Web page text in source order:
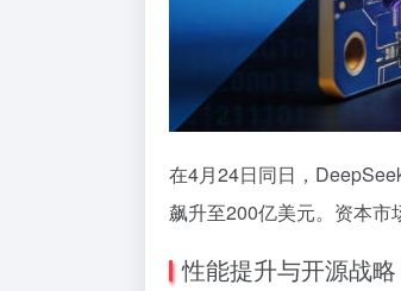
在4月24日同日，
飙升至200亿美元。资本市
性能提升与开源战略